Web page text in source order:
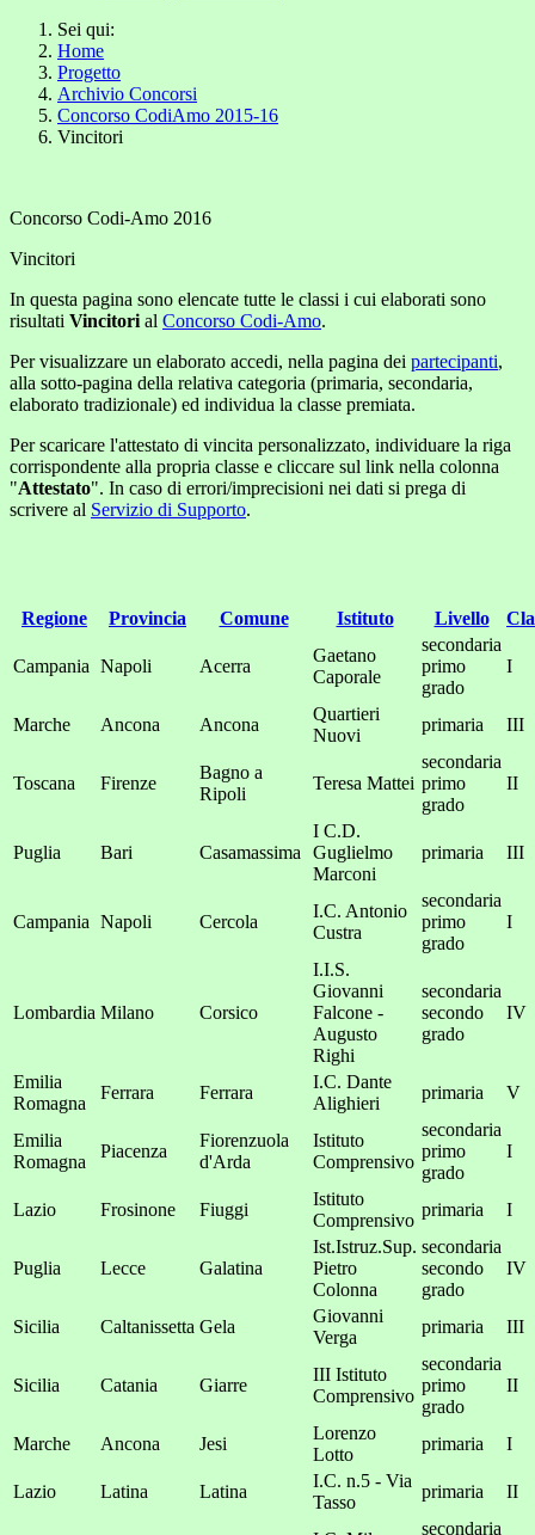
Sei qui:
Home
Progetto
Archivio Concorsi
Concorso CodiAmo 2015-16
Vincitori
Concorso Codi-Amo 2016
Vincitori
In questa pagina sono elencate tutte le classi i cui elaborati sono
risultati Vincitori al Concorso Codi-Amo.
Per visualizzare un elaborato accedi, nella pagina dei partecipanti,
alla sotto-pagina della relativa categoria (primaria, secondaria,
elaborato tradizionale) ed individua la classe premiata.
Per scaricare l'attestato di vincita personalizzato, individuare la riga
corrispondente alla propria classe e cliccare sul link nella colonna
"Attestato". In caso di errori/imprecisioni nei dati si prega di
scrivere al Servizio di Supporto.
Regione Provincia Comune Istituto Livello
Campania Napoli Acerra
Gaetano
Caporale
secondaria
primo
grado
I
Marche Ancona Ancona
Quartieri
Nuovi
primaria III
Toscana Firenze
Bagno a
Ripoli
Teresa Mattei
secondaria
primo
grado
II
Puglia Bari Casamassima
I C.D.
Guglielmo
Marconi
primaria III
Campania Napoli Cercola
I.C. Antonio
Custra
secondaria
primo
grado
I
Lombardia Milano Corsico
I.I.S.
Giovanni
Falcone -
Augusto
Righi
secondaria
secondo
grado
IV
Emilia
Romagna
Ferrara Ferrara
I.C. Dante
Alighieri
primaria V
Emilia
Romagna
Piacenza
Fiorenzuola
d'Arda
Istituto
Comprensivo
secondaria
primo
grado
I
Lazio Frosinone Fiuggi
Istituto
Comprensivo
primaria I
Puglia Lecce Galatina
Ist.Istruz.Sup.
Pietro
Colonna
secondaria
secondo
grado
IV
Sicilia Caltanissetta Gela
Giovanni
Verga
primaria III
Sicilia Catania Giarre
III Istituto
Comprensivo
secondaria
primo
grado
II
Marche Ancona Jesi
Lorenzo
Lotto
primaria I
Lazio Latina Latina
I.C. n.5 - Via
Tasso
primaria II
secondaria